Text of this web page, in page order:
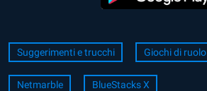
Suggerimenti e trucchi Giochi di ruolo
Netmarble BlueStacks X